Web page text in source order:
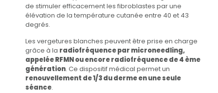
de stimuler efficacement les fibroblastes par une
élévation de la température cutanée entre 40 et 43
degrés.
Les vergetures blanches peuvent être prise en charge
grâce à la radiofréquence par microneedling,
appelée RFMN ou encore radiofréquence de 4 ème
génération. Ce dispositif médical permet un
renouvellement de 1/3 du derme en une seule
séance.